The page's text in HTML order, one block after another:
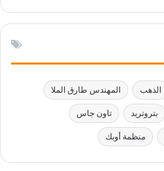
الذهب المهندس طارق الملا
بتروتريد تاون جاس
منظمة أوبك